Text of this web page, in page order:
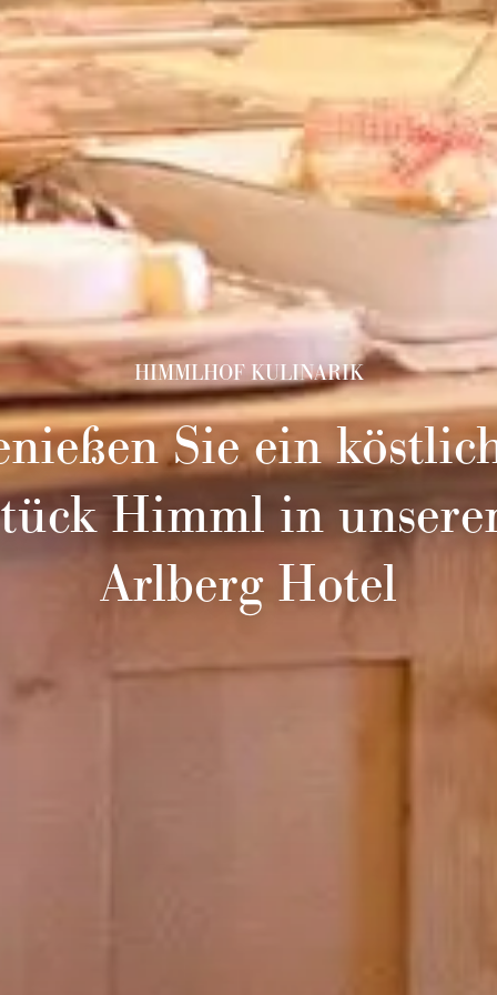
HIMMLHOF KULINARIK
Sie ein
Himml in
Arlberg Hotel